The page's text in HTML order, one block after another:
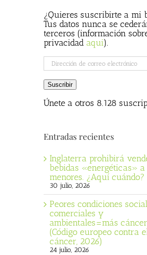
¿Quieres suscribirte a mi
Tus datos nunca se
terceros (información
privacidad aqui).
Dirección
de
correo
electrónico
Suscribir
Únete a otros 8.128
Entradas recientes
Inglaterra prohibirá
bebidas «energéticas» a
menores. ¿Aquí cuándo?
30 julio, 2026
Peores condiciones
comerciales y
ambientales=más cáncer
(Código europeo contra
cáncer, 2026)
24 julio, 2026